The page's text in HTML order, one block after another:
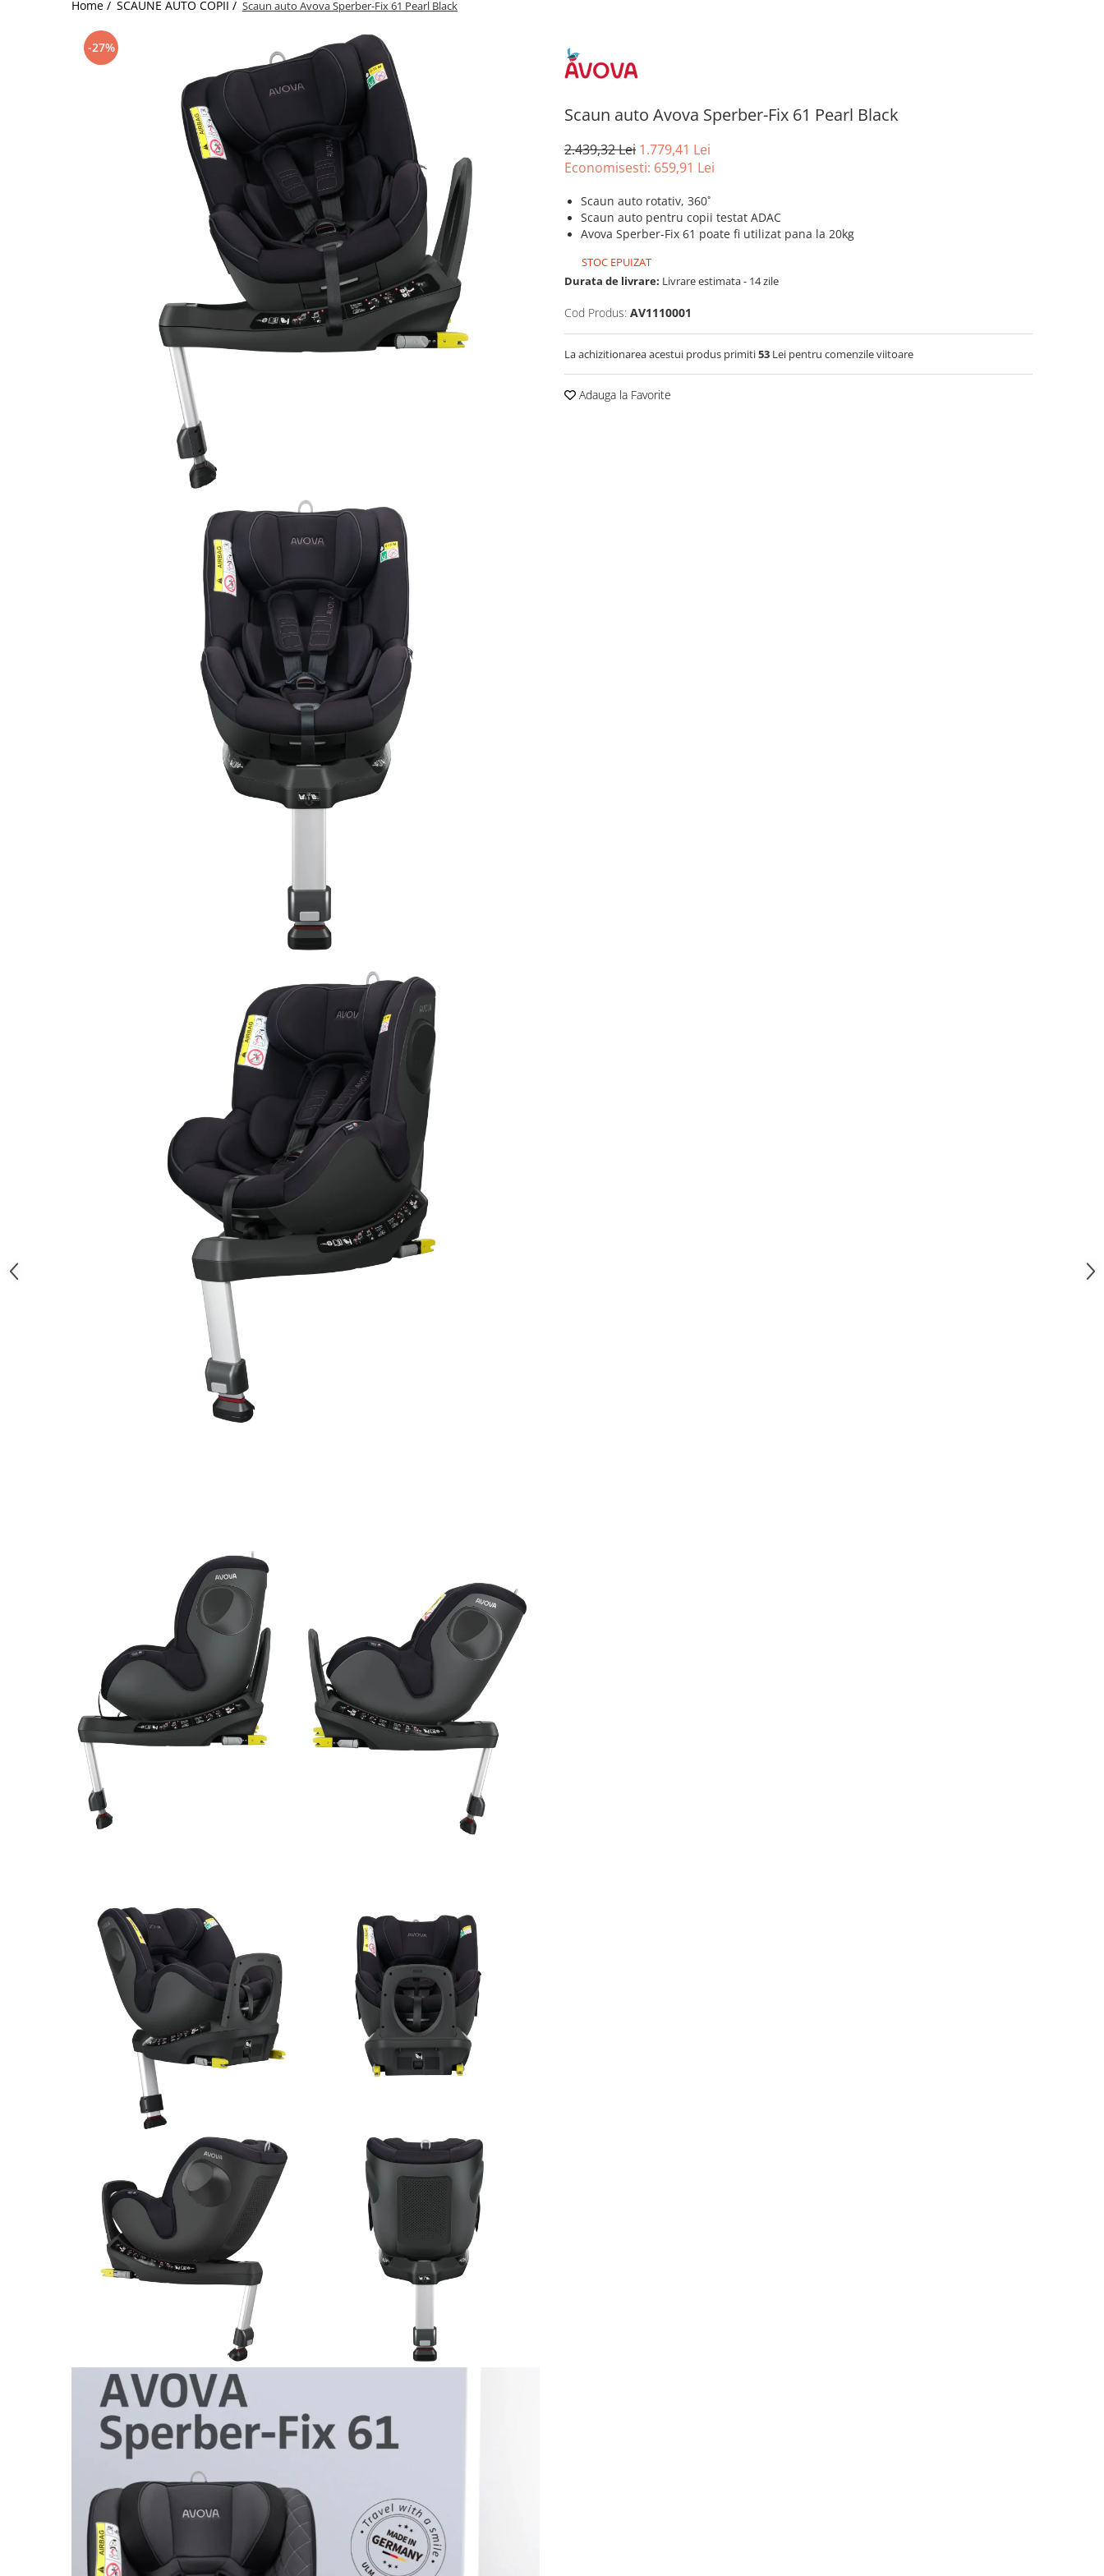
Jucarii de Sortare
Jucarii de tras
Jucarii din plus
Home / SCAUNE AUTO COPII / Scaun auto Avova Sperber-Fix 61 Pearl Black
-27%
Scaun auto Avova Sperber-Fix 61 Pearl Black
2.439,32 Lei 1.779,41 Lei
Economisesti: 659,91 Lei
Scaun auto rotativ, 360˚
Scaun auto pentru copii testat ADAC
Avova Sperber-Fix 61 poate fi utilizat pana la 20kg
STOC EPUIZAT
Durata de livrare: Livrare estimata - 14 zile
Cod Produs: AV1110001
La achizitionarea acestui produs primiti53 Lei pentru comenzile viitoare
Adauga la Favorite